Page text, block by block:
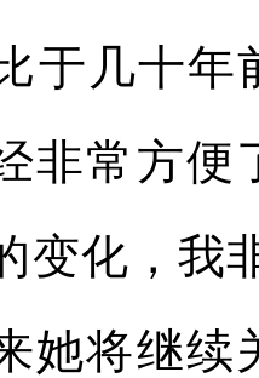
于几十年
非常方便
变化，我
她将继续